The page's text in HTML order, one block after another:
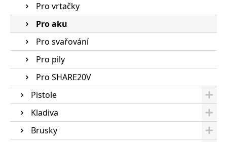
Pro vrtačky
Pro aku
Pro svařování
Pro pily
Pro SHARE20V
Pistole
Kladiva
Brusky